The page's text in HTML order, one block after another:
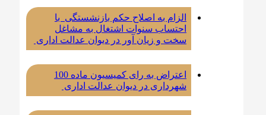
الزام به اصلاح حکم بازنشستگی با
احتساب سنوات اشتغال به مشاغل
سخت و زیان آور در دیوان عدالت اداری
اعتراض به رای کمیسیون ماده 100
شهرداری در دیوان عدالت اداری